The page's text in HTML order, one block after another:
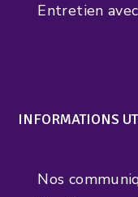
Entretien
INFORMATIONS
Nos